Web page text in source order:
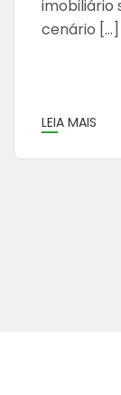
imobiliário
cenário […]
LEIA MAIS